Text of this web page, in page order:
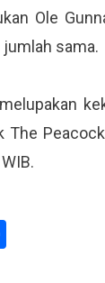
Ole
sama.
The